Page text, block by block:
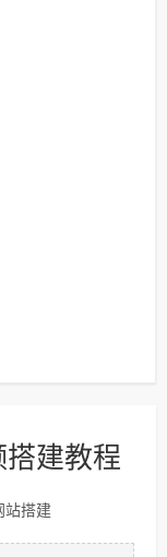
建教程
站搭建